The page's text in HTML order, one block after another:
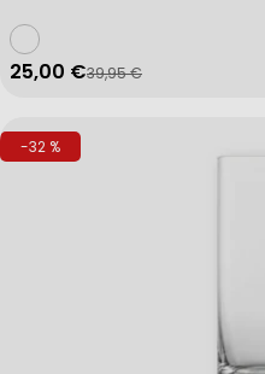
Verkaufspreis
25,00 €
Regulärer Preis
39,95 €
-32 %